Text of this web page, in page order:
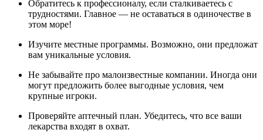
Обратитесь к профессионалу, если сталкиваетесь с
трудностями. Главное — не оставаться в одиночестве в
этом море!
Изучите местные программы. Возможно, они предложат
вам уникальные условия.
Не забывайте про малоизвестные компании. Иногда они
могут предложить более выгодные условия, чем
крупные игроки.
Проверяйте аптечный план. Убедитесь, что все ваши
лекарства входят в охват.